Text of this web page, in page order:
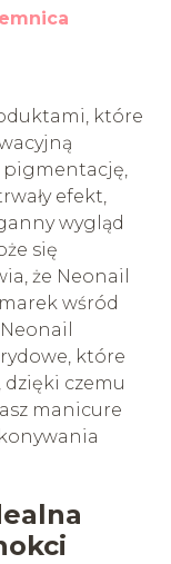
które
pigmentację,
efekt,
wygląd
się
że Neonail
wśród
które
czemu
manicure